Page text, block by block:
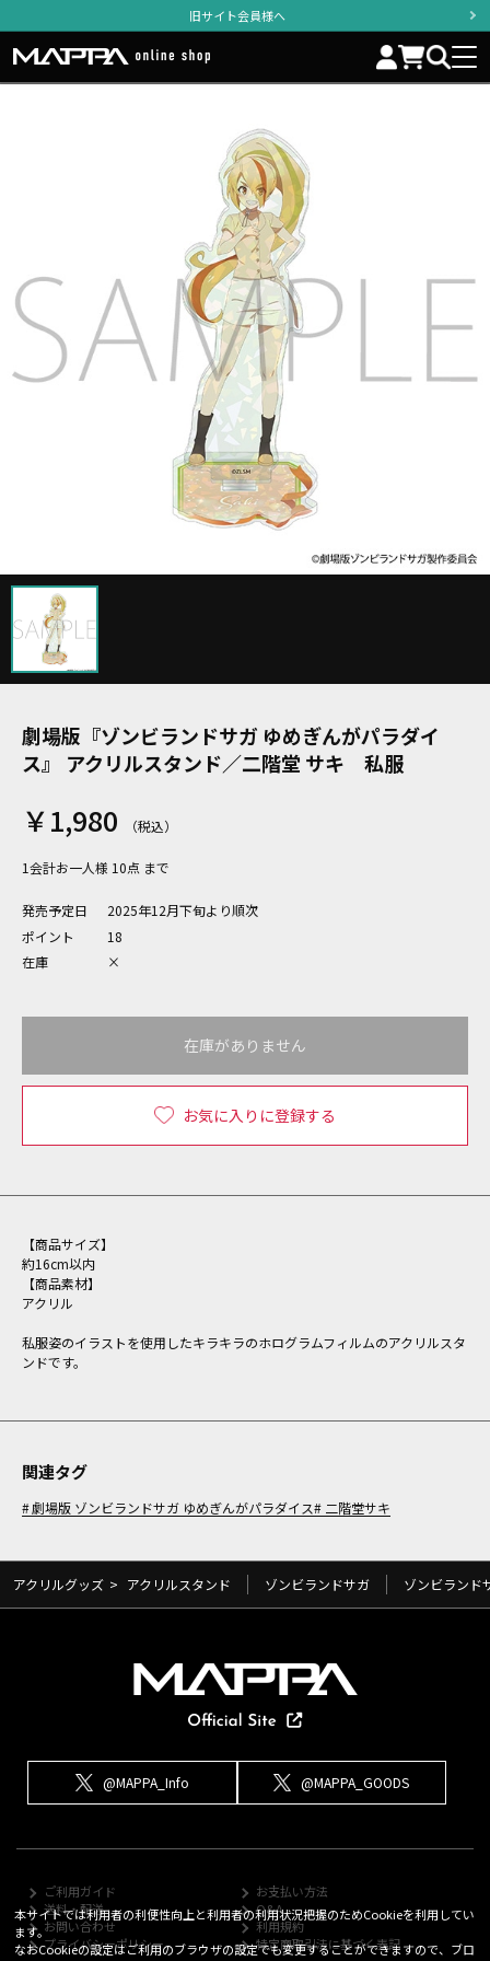
旧サイト会員様へ
劇場版『ゾンビランドサガ ゆめぎんがパラダイ
ス』 アクリルスタンド／二階堂 サキ 私服
￥1,980
1会計お一人様 10点 まで
発売予定日
2025年12月下旬より順次
ポイント
18
在庫
×
お気に入りに登録する
在庫がありません
【商品サイズ】
約16cm以内
【商品素材】
アクリル
私服姿のイラストを使用したキラキラのホログラムフィルムのアクリルスタ
ンドです。
関連タグ
劇場版 ゾンビランドサガ ゆめぎんがパラダイス 二階堂サキ
アクリルグッズ > アクリルスタンド ゾンビランドサガ ゾンビランド
@MAPPA_Info @MAPPA_GOODS
ご利用ガイド
お支払い方法
送料・配送
Q&A
お問い合わせ
利用規約
プライバシーポリシー
特定商取引法に基づく表記
本サイトでは利用者の利便性向上と利用者の利用状況把握のためCookieを利用してい
ます。
なおCookieの設定はご利用のブラウザの設定でも変更することができますので、ブロ